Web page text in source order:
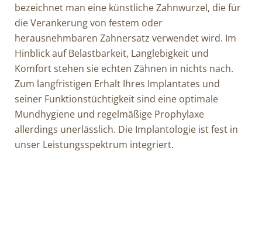
bezeichnet man eine künstliche Zahnwurzel, die für
die Verankerung von festem oder
herausnehmbaren Zahnersatz verwendet wird. Im
Hinblick auf Belastbarkeit, Langlebigkeit und
Komfort stehen sie echten Zähnen in nichts nach.
Zum langfristigen Erhalt Ihres Implantates und
seiner Funktionstüchtigkeit sind eine optimale
Mundhygiene und regelmäßige Prophylaxe
allerdings unerlässlich. Die Implantologie ist fest in
unser Leistungsspektrum integriert.